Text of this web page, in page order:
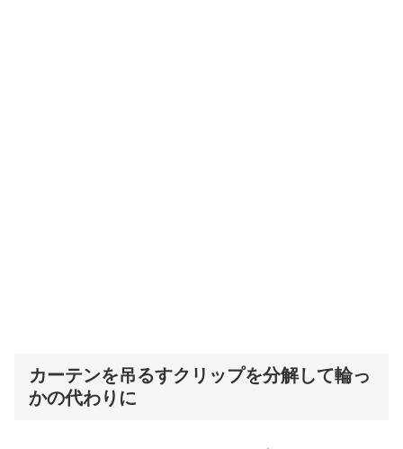
カーテンを吊るすクリップを分解して輪っ
かの代わりに